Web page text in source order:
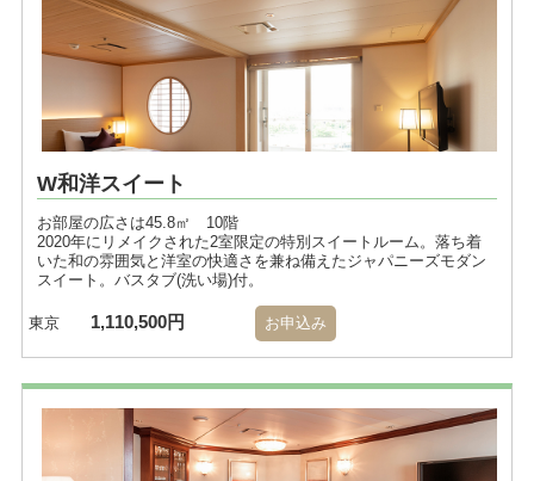
W和洋スイート
お部屋の広さは45.8㎡ 10階
2020年にリメイクされた2室限定の特別スイートルーム。落ち着
いた和の雰囲気と洋室の快適さを兼ね備えたジャパニーズモダン
スイート。バスタブ(洗い場)付。
東京 1,110,500円 お申込み